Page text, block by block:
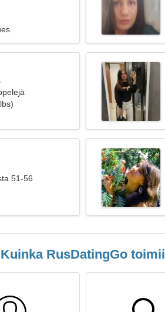
51-56
Kuinka RusDatingGo toimii